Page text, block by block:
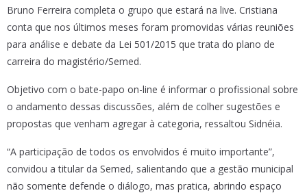
Bruno Ferreira completa o grupo que estará na live. Cristiana
conta que nos últimos meses foram promovidas várias reuniões
para análise e debate da Lei 501/2015 que trata do plano de
carreira do magistério/Semed.
Objetivo com o bate-papo on-line é informar o profissional sobre
o andamento dessas discussões, além de colher sugestões e
propostas que venham agregar à categoria, ressaltou Sidnéia.
“A participação de todos os envolvidos é muito importante”,
convidou a titular da Semed, salientando que a gestão municipal
não somente defende o diálogo, mas pratica, abrindo espaço